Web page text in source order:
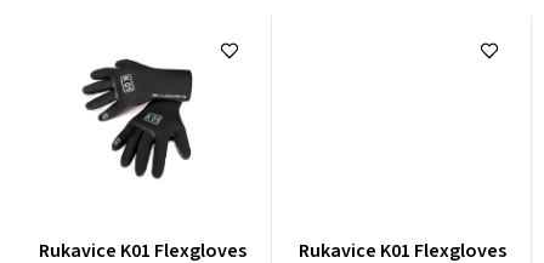
Rukavice K01 Flexgloves
Rukavice K01 Flexgloves